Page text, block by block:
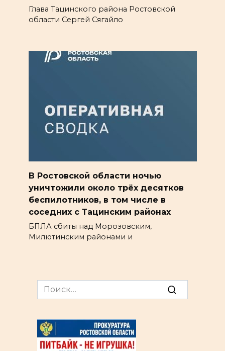
Глава Тацинского района Ростовской
области Сергей Сягайло
В Ростовской области ночью
уничтожили около трёх десятков
беспилотников, в том числе в
соседних с Тацинским районах
БПЛА сбиты над Морозовским,
Милютинским районами и
Search
for: